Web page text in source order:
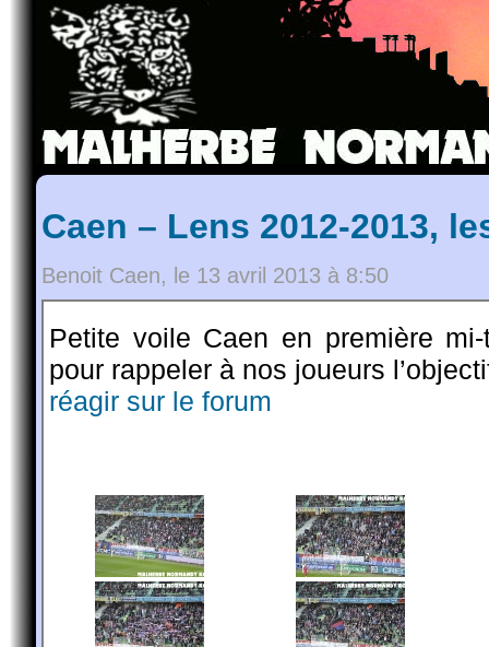
Caen – Lens 2012-2013,
Benoit Caen, le 13 avril 2013 à 8:50
Petite voile Caen en première
pour rappeler à nos joueurs
réagir sur le forum